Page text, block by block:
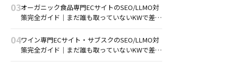
03オーガニック食品専門ECサイトのSEO/LLMO対
策完全ガイド｜まだ誰も取っていないKWで差を
04ワイン専門ECサイト・サブスクのSEO/LLMO対
策完全ガイド｜まだ誰も取っていないKWで差を